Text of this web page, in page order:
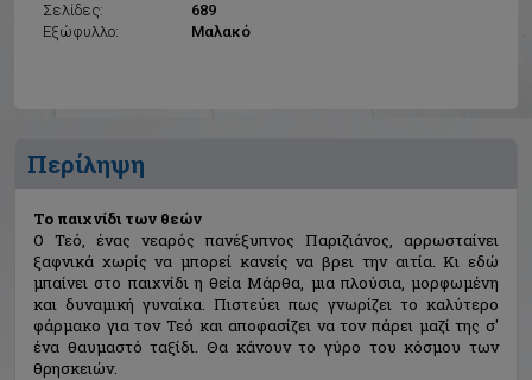
Σελίδες:
689
Εξώφυλλο:
Μαλακό
Περίληψη
Το παιχνίδι των θεών
Ο Τεό, ένας νεαρός πανέξυπνος Παριζιάνος, αρρωσταίνει
ξαφνικά χωρίς να μπορεί κανείς να βρει την αιτία. Κι εδώ
μπαίνει στο παιχνίδι η θεία Μάρθα, μια πλούσια, μορφωμένη
και δυναμική γυναίκα. Πιστεύει πως γνωρίζει το καλύτερο
φάρμακο για τον Τεό και αποφασίζει να τον πάρει μαζί της σ'
ένα θαυμαστό ταξίδι. Θα κάνουν το γύρο του κόσμου των
θρησκειών.